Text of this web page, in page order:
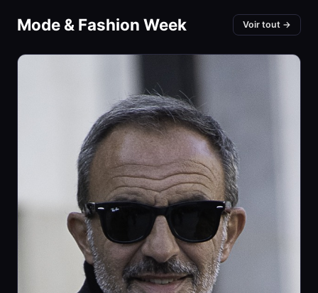
Mode & Fashion Week Voir tout →